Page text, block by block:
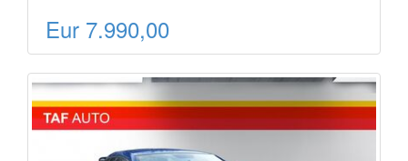
Eur 7.990,00